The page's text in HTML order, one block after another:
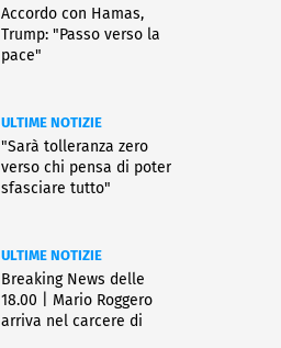
Accordo con Hamas,
Trump: "Passo verso la
pace"
ULTIME NOTIZIE
"Sarà tolleranza zero
verso chi pensa di poter
sfasciare tutto"
ULTIME NOTIZIE
Breaking News delle
18.00 | Mario Roggero
arriva nel carcere di